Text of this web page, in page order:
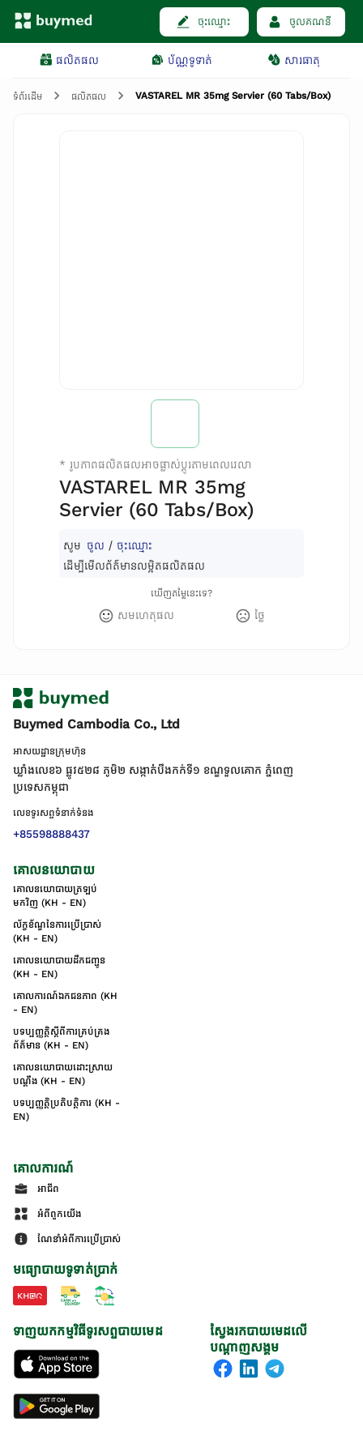
ចុះឈ្មោះ ចូលគណនី
ផលិតផល ប័ណ្ណទូទាត់ សារធាតុ
ទំព័រដើម ផលិតផល VASTAREL MR 35mg Servier (60 Tabs/Box)
* រូបភាពផលិតផលអាចផ្លាស់ប្តូរតាមពេលវេលា
VASTAREL MR 35mg
Servier (60 Tabs/Box)
សូម ចូល / ចុះឈ្មោះ
ដើម្បីមើលព័ត៌មានលម្អិតផលិតផល
ឃើញតម្លៃនេះទេ?
សមហេតុផល ថ្លៃ
Buymed Cambodia Co., Ltd
អាសយដ្ឋានក្រុមហ៊ុន
ឃ្លាំងលេខ៦ ផ្លូវ៥២៨ ភូមិ២ សង្កាត់់បឹងកក់ទី១ ខណ្ឌទួលគោក ភ្នំពេញ
ប្រទេសកម្ពុជា
លេខទូរសព្ទទំនាក់ទំនង
+85598888437
គោលនយោបាយ
គោលនយោបាយត្រឡប់
មកវិញ (KH - EN)
ល័ក្ខខ័ណ្ឌនៃការប្រើប្រាស់
(KH - EN)
គោលនយោបាយដឹកជញ្ជូន
(KH - EN)
គោលការណ៍ឯកជនភាព (KH
- EN)
បទប្បញ្ញត្តិស្តីពីការគ្រប់គ្រង
ព័ត៌មាន (KH - EN)
គោលនយោបាយដោះស្រាយ
បណ្ដឹង (KH - EN)
បទប្បញ្ញត្តិប្រតិបត្តិការ (KH -
EN)
គោលការណ៍
អាជីព
អំពីពួកយើង
ណែនាំអំពីការប្រើប្រាស់
មធ្យោបាយទូទាត់ប្រាក់
ស្វែងរកបាយមេដលើ
បណ្តាញសង្គម
ទាញយកកម្មវិធីទូរសព្ទបាយមេដ